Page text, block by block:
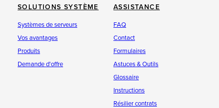
SOLUTIONS SYSTÈME
Systèmes de serveurs
Vos avantages
Produits
Demande d'offre
ASSISTANCE
FAQ
Contact
Formulaires
Astuces & Outils
Glossaire
Instructions
Résilier contrats